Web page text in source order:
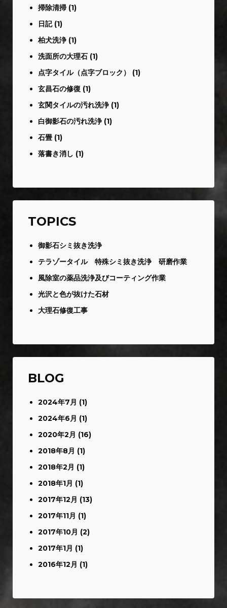
掃除清掃 (1)
日記(1)
柏犬洗浄(1)
洗面所の大理石 (1)
点字タイル（点字ブロック）
(1)
玄昌石の修復 (1)
玄関タイルの汚れ洗浄(1)
白御影石の汚れ洗浄(1)
石畳 (1)
落書き消し (1)
TOPICS
御影石シミ抜き洗浄
テラゾータイル 特殊シミ抜き洗浄 研磨作業
風除室の薬品洗浄及びコーティング作業
光沢と色が抜けた石材
大理石修復工事
BLOG
2024年7月 (1)
2024年6月 (1)
2020年2月 (16)
2018年8月 (1)
2018年2月 (1)
2018年1月 (1)
2017年12月 (13)
2017年11月 (1)
2017年10月 (2)
2017年1月 (1)
2016年12月 (1)